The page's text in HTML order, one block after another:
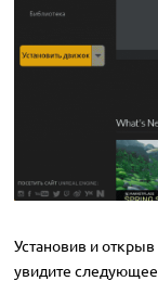
Установив и
увидите